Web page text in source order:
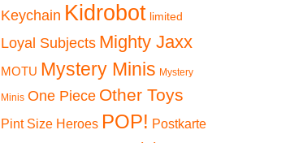
Keychain Kidrobot limited
Loyal Subjects Mighty Jaxx
MOTU Mystery Minis Mystery
Minis One Piece Other Toys
Pint Size Heroes POP! Postkarte